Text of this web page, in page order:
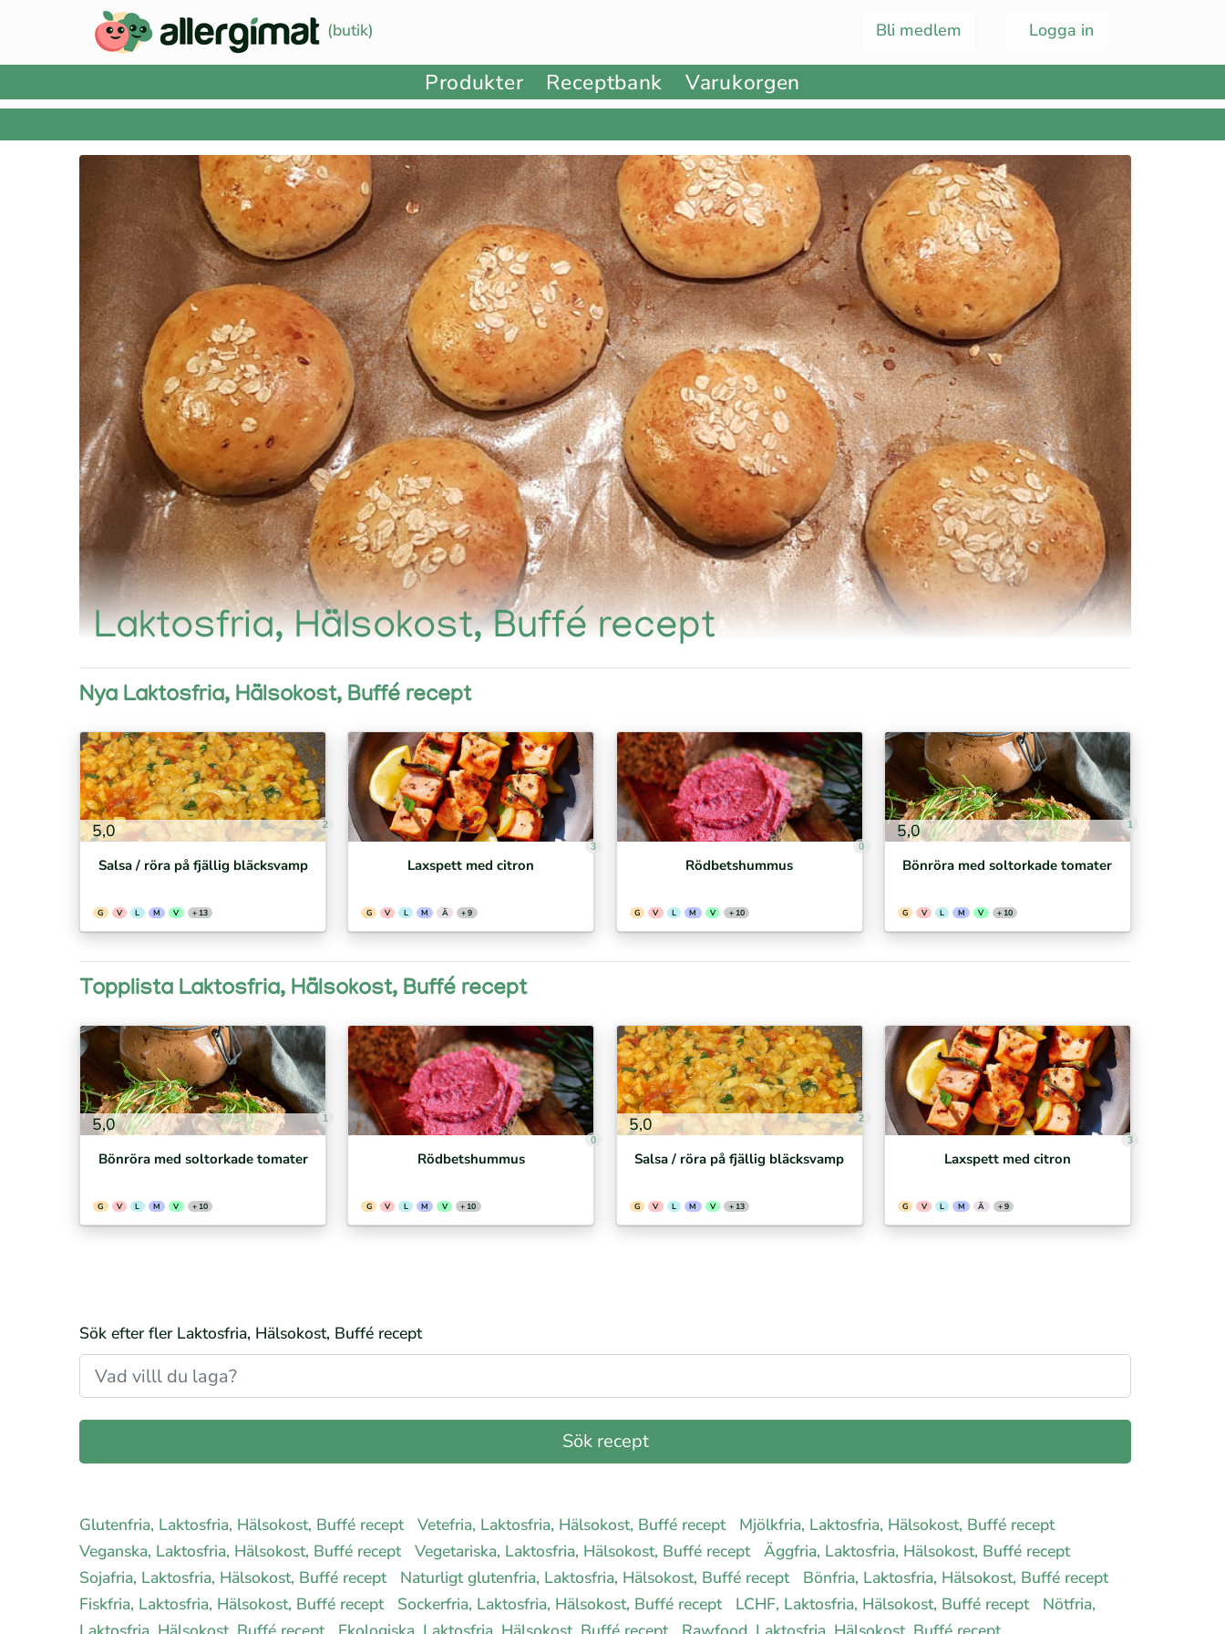
(butik) Logga in
Bli medlem
Produkter Receptbank Varukorgen
Laktosfria, Hälsokost, Buffé recept
Nya Laktosfria, Hälsokost, Buffé recept
5,0 2
Salsa / röra på fjällig bläcksvamp
G V L M V + 13
3
Laxspett med citron
G V L M Ä + 9
0
Rödbetshummus
G V L M V + 10
5,0 1
Bönröra med soltorkade tomater
G V L M V + 10
Topplista Laktosfria, Hälsokost, Buffé recept
5,0 1
Bönröra med soltorkade tomater
G V L M V + 10
0
Rödbetshummus
G V L M V + 10
5,0 2
Salsa / röra på fjällig bläcksvamp
G V L M V + 13
3
Laxspett med citron
G V L M Ä + 9
Sök efter fler Laktosfria, Hälsokost, Buffé recept
Glutenfria, Laktosfria, Hälsokost, Buffé recept Vetefria, Laktosfria, Hälsokost, Buffé recept
Mjölkfria, Laktosfria, Hälsokost, Buffé recept
Veganska, Laktosfria, Hälsokost, Buffé recept Vegetariska, Laktosfria, Hälsokost, Buffé recept Äggfria, Laktosfria, Hälsokost, Buffé recept
Sojafria, Laktosfria, Hälsokost, Buffé recept
Naturligt glutenfria, Laktosfria, Hälsokost, Buffé recept
Bönfria, Laktosfria, Hälsokost, Buffé recept
Fiskfria, Laktosfria, Hälsokost, Buffé recept
Sockerfria, Laktosfria, Hälsokost, Buffé recept LCHF, Laktosfria, Hälsokost, Buffé recept
Nötfria,